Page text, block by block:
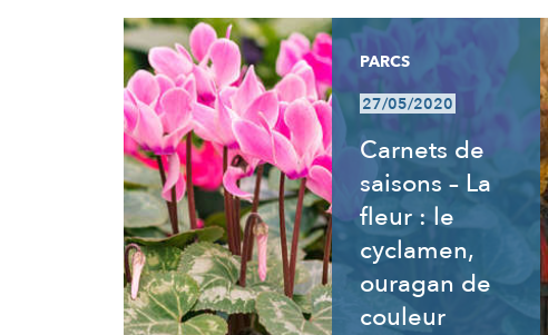
PARCS
27/05/2020
Carnets de
saisons – La
fleur : le
cyclamen,
ouragan de
couleur